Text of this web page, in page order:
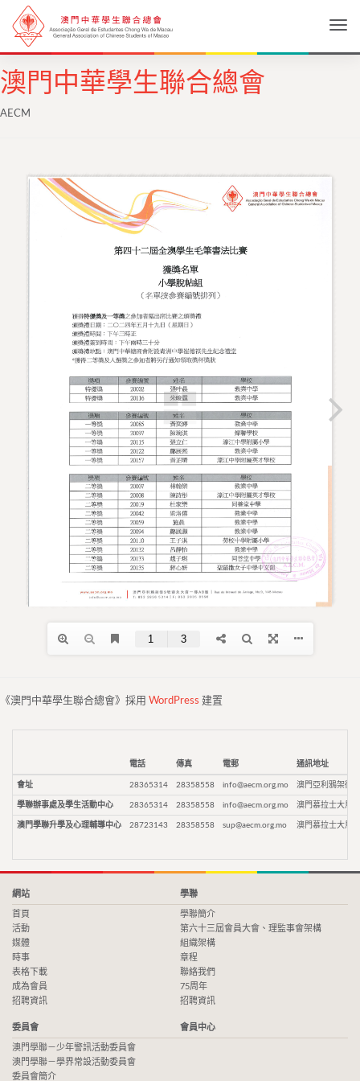
澳門中華學生聯合總會
AECM
《澳門中華學生聯合總會》採用 WordPress 建置
電話 傳真 電郵 通訊地址
會址 28365314 28358558 info@aecm.org.mo 澳門亞利鴉架街9
學聯辦事處及學生活動中心 28365314 28358558 info@aecm.org.mo 澳門慕拉士大馬
澳門學聯升學及心理輔導中心 28723143 28358558 sup@aecm.org.mo 澳門慕拉士大馬
網站
首頁
活動
媒體
時事
表格下載
成為會員
招聘資訊
學聯
學聯簡介
第六十三屆會員大會、理監事會架構
組織架構
章程
聯絡我們
75周年
招聘資訊
委員會
澳門學聯－少年警訊活動委員會
澳門學聯－學界常設活動委員會
委員會簡介
會員中心